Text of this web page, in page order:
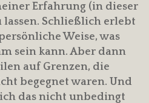
Erfahrung (in dieser
Schließlich erlebt
Weise, was
sein kann. Aber dann
auf Grenzen, die
begegnet waren. Und
das nicht unbedingt